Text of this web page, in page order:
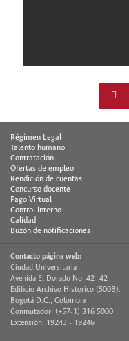
Régimen Legal
Talento humano
Contratación
Ofertas de empleo
Rendición de cuentas
Concurso docente
Pago Virtual
Control interno
Calidad
Buzón de notificaciones
Contacto página web:
Ciudad Universitaria
Avenida El Dorado No. 42- 42
Edificio Archivo Historico (500B).
Bogotá D.C., Colombia
Conmutador: (+57-1) 316 5000
Extensión: 19243 - 19246